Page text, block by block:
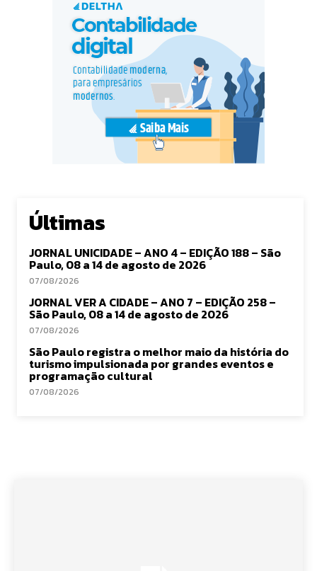
Últimas
JORNAL UNICIDADE – ANO 4 – EDIÇÃO 188 – São
Paulo, 08 a 14 de agosto de 2026
07/08/2026
JORNAL VER A CIDADE – ANO 7 – EDIÇÃO 258 –
São Paulo, 08 a 14 de agosto de 2026
07/08/2026
São Paulo registra o melhor maio da história do
turismo impulsionada por grandes eventos e
programação cultural
07/08/2026